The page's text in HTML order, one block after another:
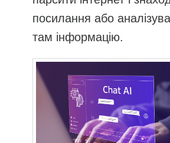
посилання або
там інформацію.